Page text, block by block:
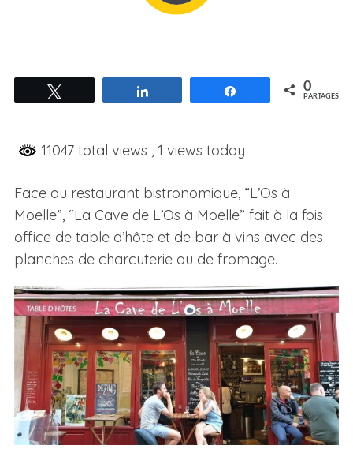
Partagez 0
PARTAGES
11047 total views , 1 views today
Face au restaurant bistronomique, “L’Os à
Moelle”, “La Cave de L’Os à Moelle” fait à la fois
office de table d’hôte et de bar à vins avec des
planches de charcuterie ou de fromage.